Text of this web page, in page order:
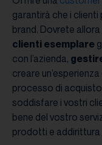
garantirà che i
brand. Dovrete
clienti esemplare
con l’azienda,
creare
processo di
soddisfare i vostri
bene del vostro
prodotti e addirittura